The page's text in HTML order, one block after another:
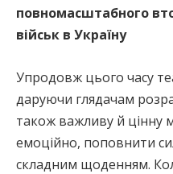
повномасштабного
військ в Україну
Упродовж цього часу
даруючи глядачам
також важливу й цінну
емоційно, поповнити
складним щоденням.